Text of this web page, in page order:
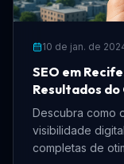
10 de jan. de
SEO em
Resultados do
Descubra como
visibilidade
completas de